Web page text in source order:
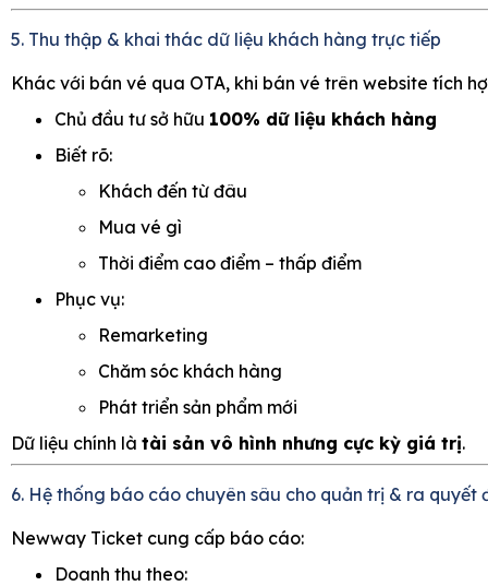
5. Thu thập & khai thác dữ liệu khách hàng trực tiếp
Khác với bán vé qua OTA, khi bán vé trên website tích
Chủ đầu tư sở hữu 100% dữ liệu khách hàng
Biết rõ:
Khách đến từ đâu
Mua vé gì
Thời điểm cao điểm – thấp điểm
Phục vụ:
Remarketing
Chăm sóc khách hàng
Phát triển sản phẩm mới
Dữ liệu chính là tài sản vô hình nhưng cực kỳ giá trị.
6. Hệ thống báo cáo chuyên sâu cho quản trị & ra quyết
Newway Ticket cung cấp báo cáo:
Doanh thu theo: